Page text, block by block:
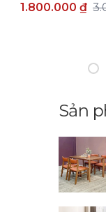
1.800.000 ₫
Sản